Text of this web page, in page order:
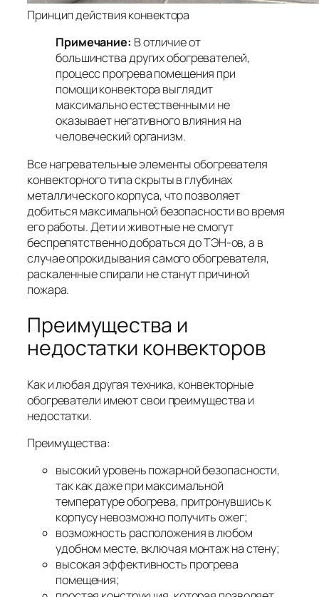
Принцип действия конвектора
Примечание: В отличие от
большинства других обогревателей,
процесс прогрева помещения при
помощи конвектора выглядит
максимально естественным и не
оказывает негативного влияния на
человеческий организм.
Все нагревательные элементы обогревателя
конвекторного типа скрыты в глубинах
металлического корпуса, что позволяет
добиться максимальной безопасности во время
его работы. Дети и животные не смогут
беспрепятственно добраться до ТЭН-ов, а в
случае опрокидывания самого обогревателя,
раскаленные спирали не станут причиной
пожара.
Преимущества и
недостатки конвекторов
Как и любая другая техника, конвекторные
обогреватели имеют свои преимущества и
недостатки.
Преимущества:
высокий уровень пожарной безопасности,
так как даже при максимальной
температуре обогрева, притронувшись к
корпусу невозможно получить ожег;
возможность расположения в любом
удобном месте, включая монтаж на стену;
высокая эффективность прогрева
помещения;